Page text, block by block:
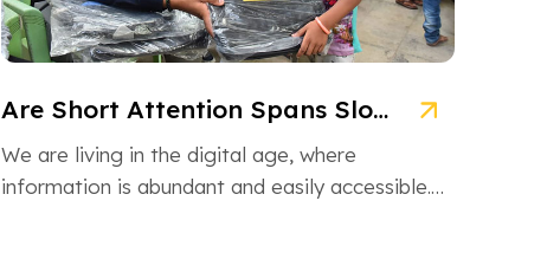
Are Short Attention Spans Slowing Down Children’s Learning?
We are living in the digital age, where
information is abundant and easily accessible.